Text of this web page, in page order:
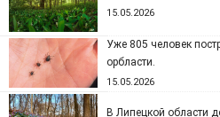
15.05.2026
Уже 805 человек
орбласти.
15.05.2026
В Липецкой области